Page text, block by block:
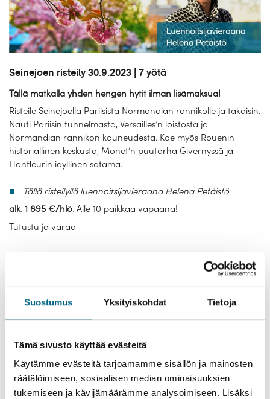
Suostumus Yksityiskohdat Tietoja
Tämä sivusto käyttää evästeitä
Käytämme evästeitä tarjoamamme sisällön ja mainosten
räätälöimiseen, sosiaalisen median ominaisuuksien
tukemiseen ja kävijämäärämme analysoimiseen. Lisäksi
Seinejoen risteily 30.9.2023 | 7 yötä
Tällä matkalla yhden hengen hytit ilman lisämaksua!
Risteile Seinejoella Pariisista Normandian rannikolle ja takaisin.
Nauti Pariisin tunnelmasta, Versailles’n loistosta ja
Normandian rannikon kauneudesta. Koe myös Rouenin
historiallinen keskusta, Monet’n puutarha Givernyssä ja
Honfleurin idyllinen satama.
Tällä risteilyllä luennoitsijavieraana Helena Petäistö
alk. 1 895 €/hlö. Alle 10 paikkaa vapaana!
Tutustu ja varaa